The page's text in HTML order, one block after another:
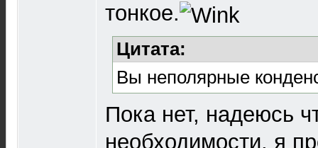
тонкое.
Цитата:
Вы неполярные
Пока нет, надеюсь
необходимости, я